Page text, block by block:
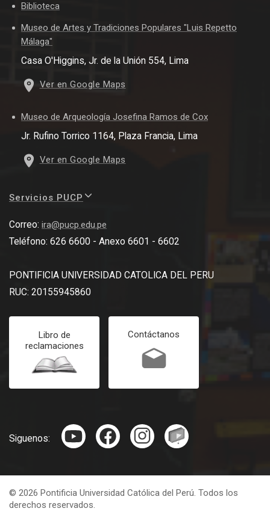
Biblioteca
Museo de Artes y Tradiciones Populares "Luis Repetto
Málaga"
Casa O'Higgins, Jr. de la Unión 554, Lima
Ver en Google Maps
Museo de Arqueología Josefina Ramos de Cox
Jr. Rufino Torrico 1164, Plaza Francia, Lima
Ver en Google Maps
Servicios PUCP
Correo: ira@pucp.edu.pe
Teléfono: 626 6600 - Anexo 6601 - 6602
PONTIFICIA UNIVERSIDAD CATOLICA DEL PERU
RUC: 20155945860
Libro de
reclamaciones
Contáctanos
Siguenos:
© 2026 Pontificia Universidad Católica del Perú. Todos los
derechos reservados.